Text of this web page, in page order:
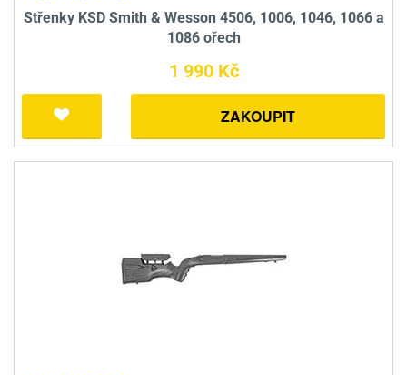
Střenky KSD Smith & Wesson 4506, 1006, 1046, 1066 a
1086 ořech
1 990 Kč
ZAKOUPIT